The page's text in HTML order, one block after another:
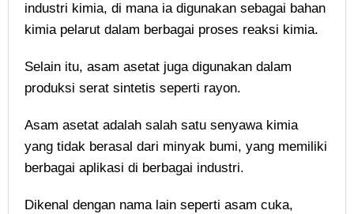
industri kimia, di mana ia digunakan sebagai bahan
kimia pelarut dalam berbagai proses reaksi kimia.
Selain itu, asam asetat juga digunakan dalam
produksi serat sintetis seperti rayon.
Asam asetat adalah salah satu senyawa kimia
yang tidak berasal dari minyak bumi, yang memiliki
berbagai aplikasi di berbagai industri.
Dikenal dengan nama lain seperti asam cuka,